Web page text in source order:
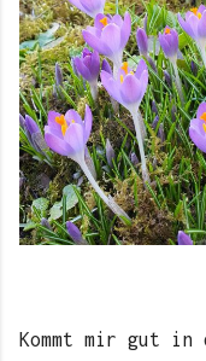
Kommt mir gut in